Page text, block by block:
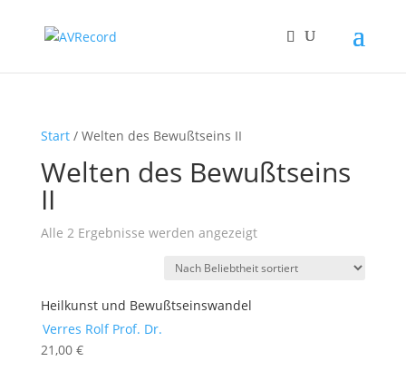
Start/ Welten des Bewußtseins II
Welten des Bewußtseins
II
Alle 2 Ergebnisse werden angezeigtNach
sortiert
Heilkunst und Bewußtseinswandel
Verres Rolf Prof. Dr.
21,00 €